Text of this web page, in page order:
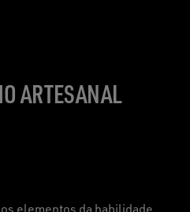
ARTESANAL
elementos da habilidade